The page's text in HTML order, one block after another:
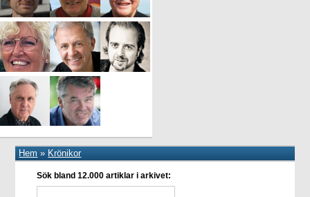
Hem » Krönikor
Sök bland 12.000 artiklar i arkivet: